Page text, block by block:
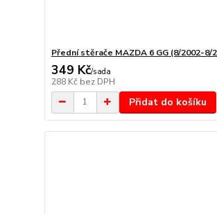
Přední stěrače MAZDA 6 GG (8/2002-8/
349 Kč/sada
288 Kč bez DPH
Přidat do košíku